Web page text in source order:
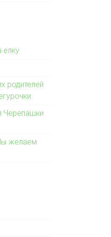
елку
родителей
Черепашки
желаем